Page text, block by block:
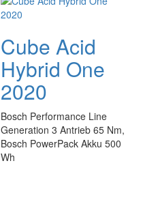
Cube Acid
Hybrid One
2020
Bosch Performance Line
Generation 3 Antrieb 65 Nm,
Bosch PowerPack Akku 500
Wh